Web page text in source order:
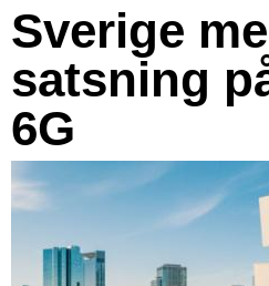
Sverige
satsning
6G